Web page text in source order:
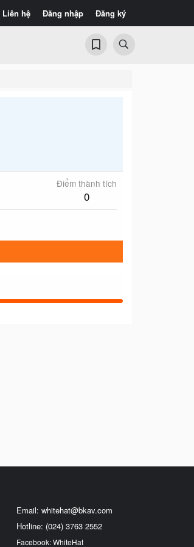
Liên hệ Đăng nhập Đăng ký
Điểm thành tích
0
Email: whitehat@bkav.com
Hotline: (024) 3763 2552
Facebook: WhiteHat